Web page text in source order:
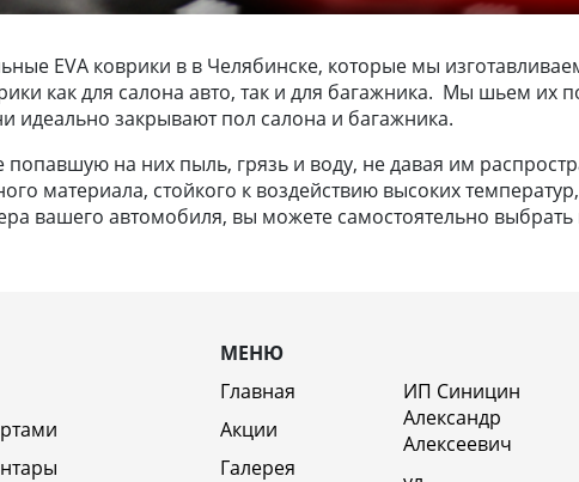
EVA коврики в в Челябинске, которые мы
как для салона авто, так и для багажника. Мы шьем их
идеально закрывают пол салона и багажника.
на них пыль, грязь и воду, не давая им
материала, стойкого к воздействию высоких
вашего автомобиля, вы можете самостоятельно выбрать
МЕНЮ
Главная
Акции
Галерея
ИП Синицин
Александр
Алексеевич